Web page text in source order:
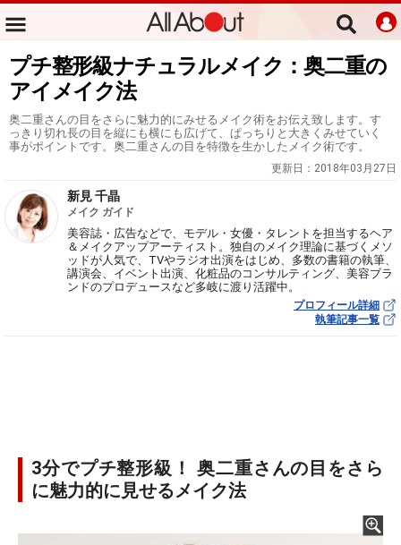
プチ整形級ナチュラルメイク：奥二重の
アイメイク法
奥二重さんの目をさらに魅力的にみせるメイク術をお伝え致します。す
っきり切れ長の目を縦にも横にも広げて、ぱっちりと大きくみせていく
事がポイントです。奥二重さんの目を特徴を生かしたメイク術です。
更新日： 2018年03月27日
新見 千晶
メイク ガイド
美容誌・広告などで、モデル・女優・タレントを担当するヘア
＆メイクアップアーティスト。独自のメイク理論に基づくメソ
ッドが人気で、TVやラジオ出演をはじめ、多数の書籍の執筆、
講演会、イベント出演、化粧品のコンサルティング、美容ブラ
ンドのプロデュースなど多岐に渡り活躍中。
プロフィール詳細
執筆記事一覧
3分でプチ整形級！ 奥二重さんの目をさら
に魅力的に見せるメイク法